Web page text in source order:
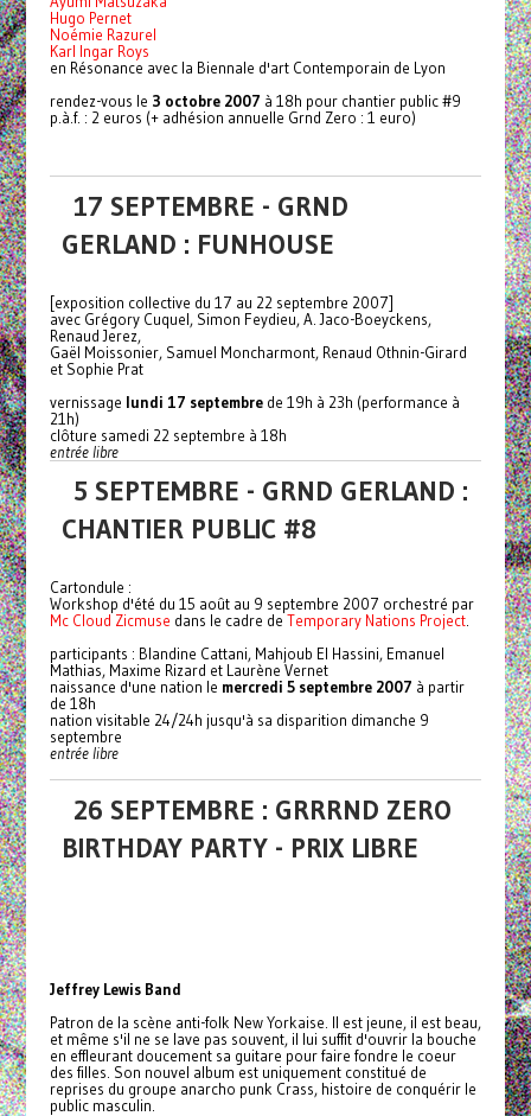
Hugo Pernet
Noémie Razurel
Karl Ingar Roys
en Résonance avec la Biennale d'art Contemporain de Lyon
rendez-vous le 3 octobre 2007 à 18h pour chantier public #9
p.à.f. : 2 euros (+ adhésion annuelle Grnd Zero : 1 euro)
17 SEPTEMBRE - GRND
GERLAND : FUNHOUSE
[exposition collective du 17 au 22 septembre 2007]
avec Grégory Cuquel, Simon Feydieu, A. Jaco-Boeyckens,
Renaud Jerez,
Gaël Moissonier, Samuel Moncharmont, Renaud Othnin-Girard
et Sophie Prat
vernissage lundi 17 septembrede 19h à 23h (performance à
21h)
clôture samedi 22 septembre à 18h
entrée libre
5 SEPTEMBRE - GRND GERLAND :
CHANTIER PUBLIC #8
Cartondule :
Workshop d'été du 15 août au 9 septembre 2007 orchestré par
Mc Cloud Zicmuse dans le cadre de Temporary Nations Project.
participants : Blandine Cattani, Mahjoub El Hassini, Emanuel
Mathias, Maxime Rizard et Laurène Vernet
naissance d'une nation le mercredi 5 septembre 2007 à partir
de 18h
nation visitable 24/24h jusqu'à sa disparition dimanche 9
septembre
entrée libre
26 SEPTEMBRE : GRRRND ZERO
BIRTHDAY PARTY - PRIX LIBRE
Jeffrey Lewis Band
Patron de la scène anti-folk New Yorkaise. Il est jeune, il est beau,
et même s'il ne se lave pas souvent, il lui suffit d'ouvrir la bouche
en effleurant doucement sa guitare pour faire fondre le coeur
des filles. Son nouvel album est uniquement constitué de
reprises du groupe anarcho punk Crass, histoire de conquérir le
public masculin.